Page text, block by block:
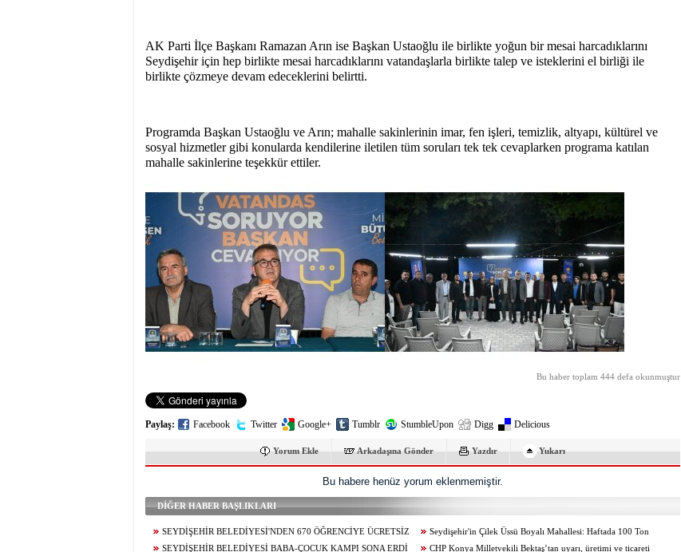
AK Parti İlçe Başkanı Ramazan Arın ise Başkan Ustaoğlu ile birlikte yoğun bir mesai harcadıklarını
Seydişehir için hep birlikte mesai harcadıklarını vatandaşlarla birlikte talep ve isteklerini el birliği ile
birlikte çözmeye devam edeceklerini belirtti.
Programda Başkan Ustaoğlu ve Arın; mahalle sakinlerinin imar, fen işleri, temizlik, altyapı, kültürel ve
sosyal hizmetler gibi konularda kendilerine iletilen tüm soruları tek tek cevaplarken programa katılan
mahalle sakinlerine teşekkür ettiler.
Bu haber toplam 444 defa okunmuştur
Paylaş: Facebook Twitter Google+ Tumblr StumbleUpon Digg Delicious
Yorum Ekle Arkadaşına Gönder Yazdır Yukarı
Bu habere henüz yorum eklenmemiştir.
DİĞER HABER BAŞLIKLARI
SEYDİŞEHİR BELEDİYESİ'NDEN 670 ÖĞRENCİYE ÜCRETSİZ
TERCİH DANIŞMANLIĞI
Seydişehir'in Çilek Üssü Boyalı Mahallesi: Haftada 100 Ton
Üretim...
SEYDİŞEHİR BELEDİYESİ BABA-ÇOCUK KAMPI SONA ERDİ CHP Konya Milletvekili Bektaş’tan uyarı, üretimi ve ticareti